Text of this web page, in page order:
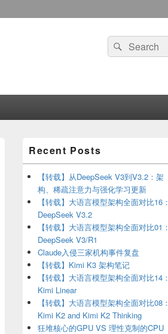
Search
for:
Search
Sidebar
Widget
Area
Recent Posts
【转载】从DeepSeek V3到V3.2：架
构、稀疏注意力与强化学习更新
【转载】大语言模型架构全面对比16：
DeepSeek V3.2
【转载】大语言模型架构全面对比01：
DeepSeek V3/R1
Claude入侵三家机构事件复盘
【转载】Kimi K3 架构笔记
【转载】大语言模型架构全面对比14：
Kimi Linear
【转载】大语言模型架构全面对比08：
Kimi K2 and Kimi K2 Thinking
狂堆核心的GPU VS 理性克制的CPU